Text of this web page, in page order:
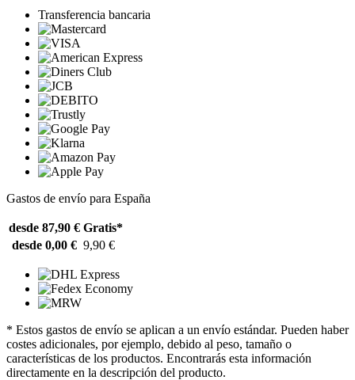
Transferencia bancaria
Gastos de envío para España
desde 87,90 € Gratis*
desde 0,00 € 9,90 €
* Estos gastos de envío se aplican a un envío estándar. Pueden haber
costes adicionales, por ejemplo, debido al peso, tamaño o
características de los productos. Encontrarás esta información
directamente en la descripción del producto.